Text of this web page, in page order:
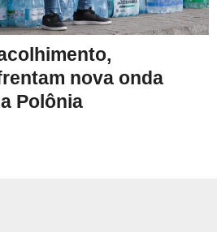
nova onda
Polônia